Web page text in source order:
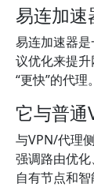
易连加速
易连加速器
议优化来提
“更快”的代理。
它与普通
与VPN/代理
强调路由优
自有节点和智